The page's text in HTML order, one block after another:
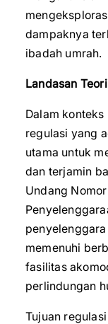
dampaknya
ibadah umrah.
Landasan Teori
Dalam
regulasi yang
utama untuk
dan terjamin
Undang
memenuhi
fasilitas
perlindungan
Tujuan